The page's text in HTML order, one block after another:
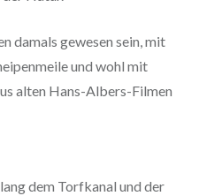
damals gewesen sein, mit
und wohl mit
alten Hans-Albers-Filmen
dem Torfkanal und der